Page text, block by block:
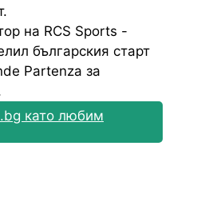
на RCS Sports -
българския старт
Partenza за
като любим